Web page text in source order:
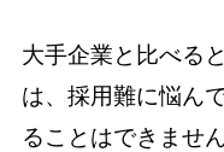
大手企業と比べる
は、採用難に悩ん
ることはできません